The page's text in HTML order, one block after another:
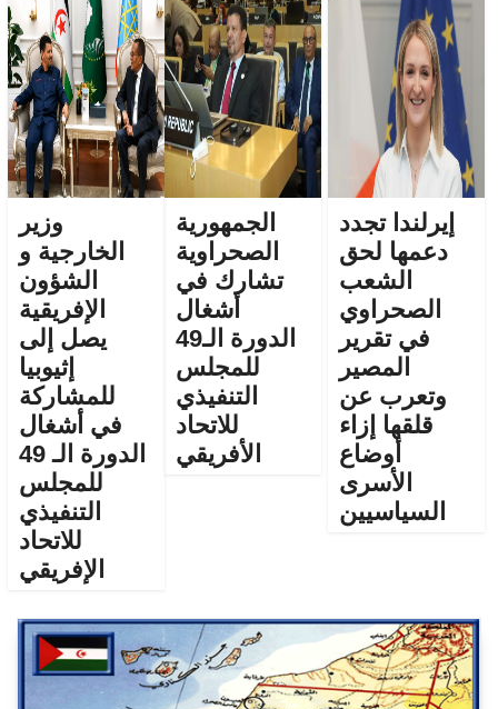
إيرلندا تجدد
دعمها لحق
الشعب
الصحراوي
في تقرير
المصير
وتعرب عن
قلقها إزاء
أوضاع
الأسرى
السياسيين
الجمهورية
الصحراوية
تشارك في
أشغال
الدورة الـ49
للمجلس
التنفيذي
للاتحاد
الأفريقي
وزير
الخارجية و
الشؤون
الإفريقية
يصل إلى
إثيوبيا
للمشاركة
في أشغال
الدورة الـ 49
للمجلس
التنفيذي
للاتحاد
الإفريقي